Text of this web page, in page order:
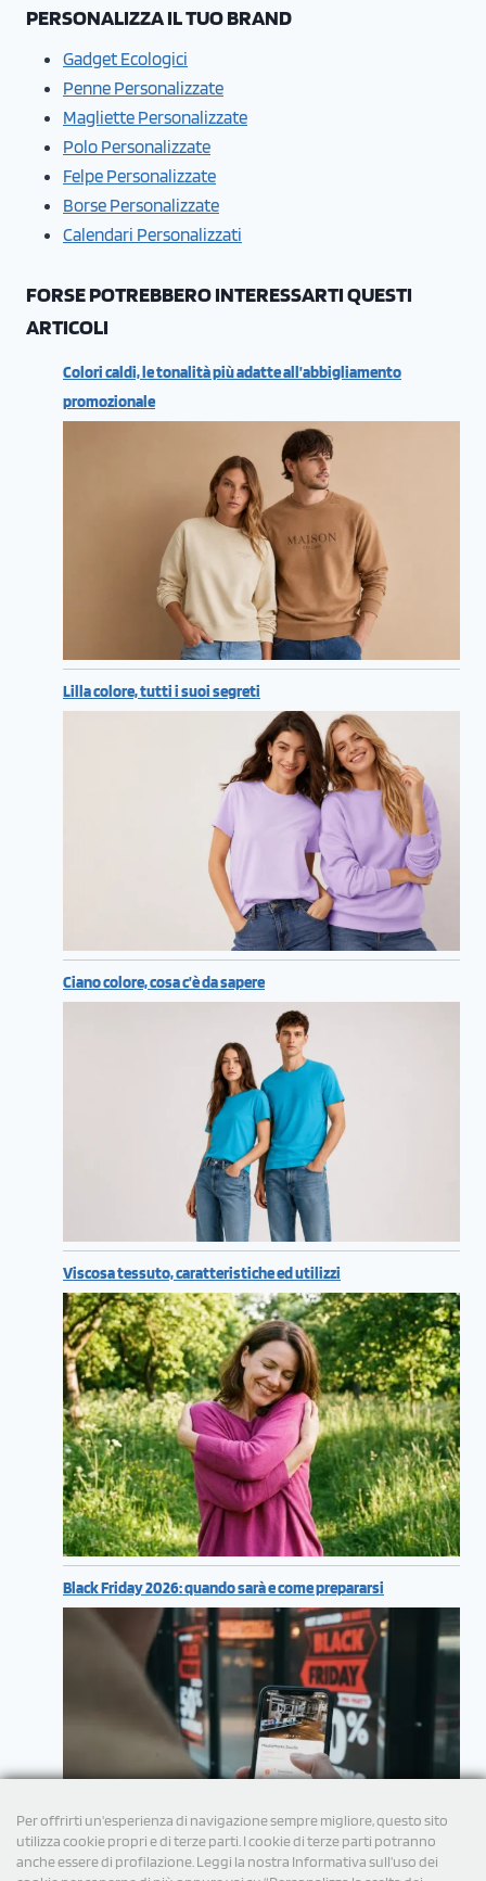
Per offrirti un'esperienza di navigazione sempre migliore, questo sito
utilizza cookie propri e di terze parti. I cookie di terze parti potranno
anche essere di profilazione. Leggi la nostra Informativa sull’uso dei
PERSONALIZZA IL TUO BRAND
Gadget Ecologici
Penne Personalizzate
Magliette Personalizzate
Polo Personalizzate
Felpe Personalizzate
Borse Personalizzate
Calendari Personalizzati
FORSE POTREBBERO INTERESSARTI QUESTI
ARTICOLI
Colori caldi, le tonalità più adatte all’abbigliamento
promozionale
Lilla colore, tutti i suoi segreti
Ciano colore, cosa c’è da sapere
Viscosa tessuto, caratteristiche ed utilizzi
Black Friday 2026: quando sarà e come prepararsi